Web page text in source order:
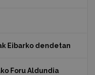
Eibarko dendetan
Foru Aldundia